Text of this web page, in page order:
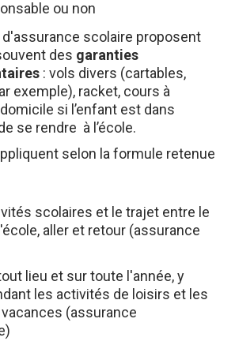
scolaire proposent
desgaranties
: vols divers (cartables,
exemple), racket, cours à
si l’enfant est dans
se rendre à l’école.
selon la formule retenue
aller et retour (assurance
lieu et sur toute l'année, y
les activités de loisirs et les
(assurance